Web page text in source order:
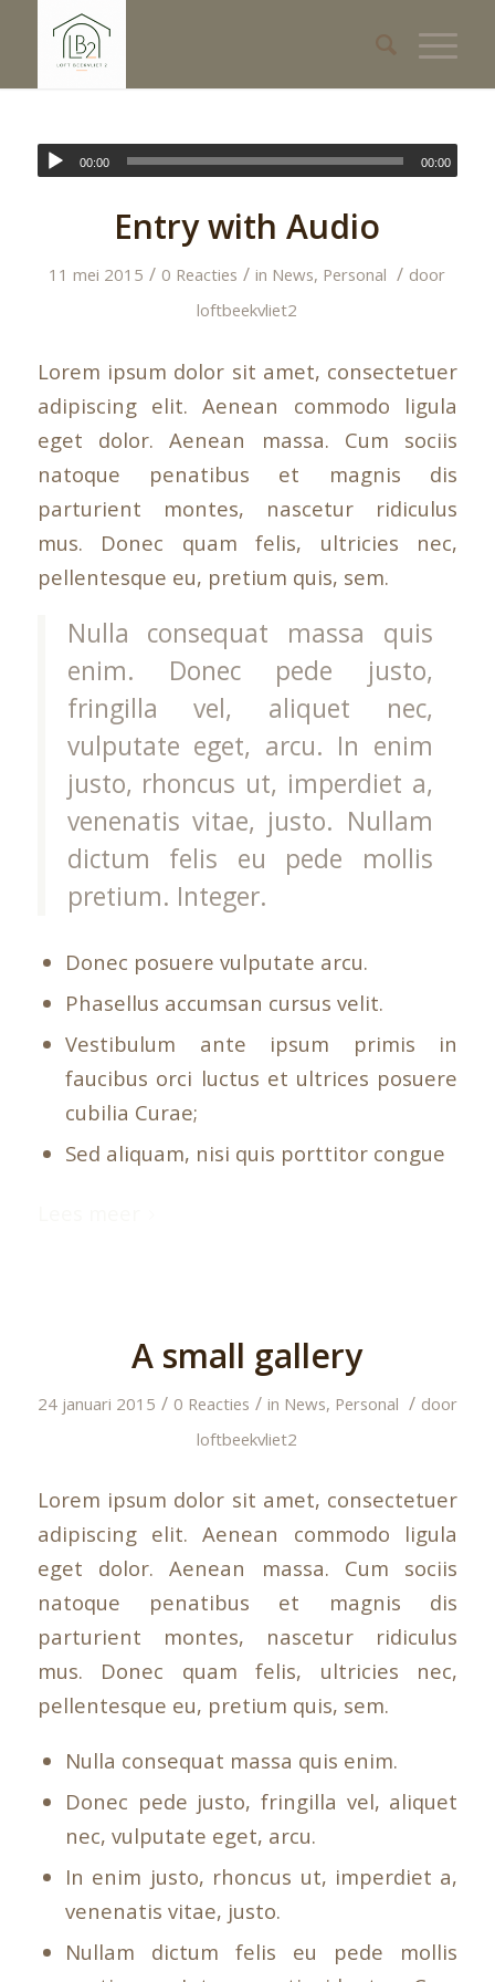
00:00 00:00
Entry with Audio
11 mei 2015 / 0 Reacties / in News, Personal / door
loftbeekvliet2
Lorem ipsum dolor sit amet, consectetuer
adipiscing elit. Aenean commodo ligula
eget dolor. Aenean massa. Cum sociis
natoque penatibus et magnis dis
parturient montes, nascetur ridiculus
mus. Donec quam felis, ultricies nec,
pellentesque eu, pretium quis, sem.
Nulla consequat massa quis
enim. Donec pede justo,
fringilla vel, aliquet nec,
vulputate eget, arcu. In enim
justo, rhoncus ut, imperdiet a,
venenatis vitae, justo. Nullam
dictum felis eu pede mollis
pretium. Integer.
Donec posuere vulputate arcu.
Phasellus accumsan cursus velit.
Vestibulum ante ipsum primis in
faucibus orci luctus et ultrices posuere
cubilia Curae;
Sed aliquam, nisi quis porttitor congue
A small gallery
24 januari 2015 / 0 Reacties / in News, Personal / door
loftbeekvliet2
Lorem ipsum dolor sit amet, consectetuer
adipiscing elit. Aenean commodo ligula
eget dolor. Aenean massa. Cum sociis
natoque penatibus et magnis dis
parturient montes, nascetur ridiculus
mus. Donec quam felis, ultricies nec,
pellentesque eu, pretium quis, sem.
Nulla consequat massa quis enim.
Donec pede justo, fringilla vel, aliquet
nec, vulputate eget, arcu.
In enim justo, rhoncus ut, imperdiet a,
venenatis vitae, justo.
Nullam dictum felis eu pede mollis